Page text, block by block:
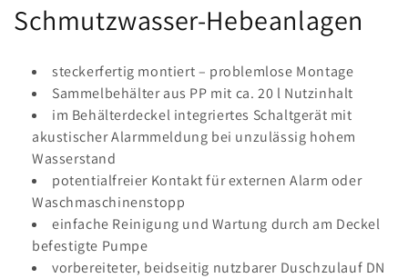
K
Schmutzwasser-Hebeanlagen
steckerfertig montiert – problemlose Montage
Sammelbehälter aus PP mit ca. 20 l Nutzinhalt
im Behälterdeckel integriertes Schaltgerät mit
akustischer Alarmmeldung bei unzulässig hohem
Wasserstand
potentialfreier Kontakt für externen Alarm oder
Waschmaschinenstopp
einfache Reinigung und Wartung durch am Deckel
befestigte Pumpe
vorbereiteter, beidseitig nutzbarer Duschzulauf DN